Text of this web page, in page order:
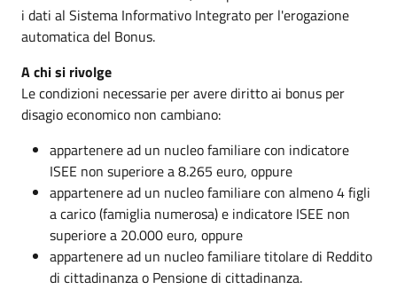
i dati al Sistema Informativo Integrato per l'erogazione
automatica del Bonus.
A chi si rivolge
Le condizioni necessarie per avere diritto ai bonus per
disagio economico non cambiano:
appartenere ad un nucleo familiare con indicatore
ISEE non superiore a 8.265 euro, oppure
appartenere ad un nucleo familiare con almeno 4 figli
a carico (famiglia numerosa) e indicatore ISEE non
superiore a 20.000 euro, oppure
appartenere ad un nucleo familiare titolare di Reddito
di cittadinanza o Pensione di cittadinanza.